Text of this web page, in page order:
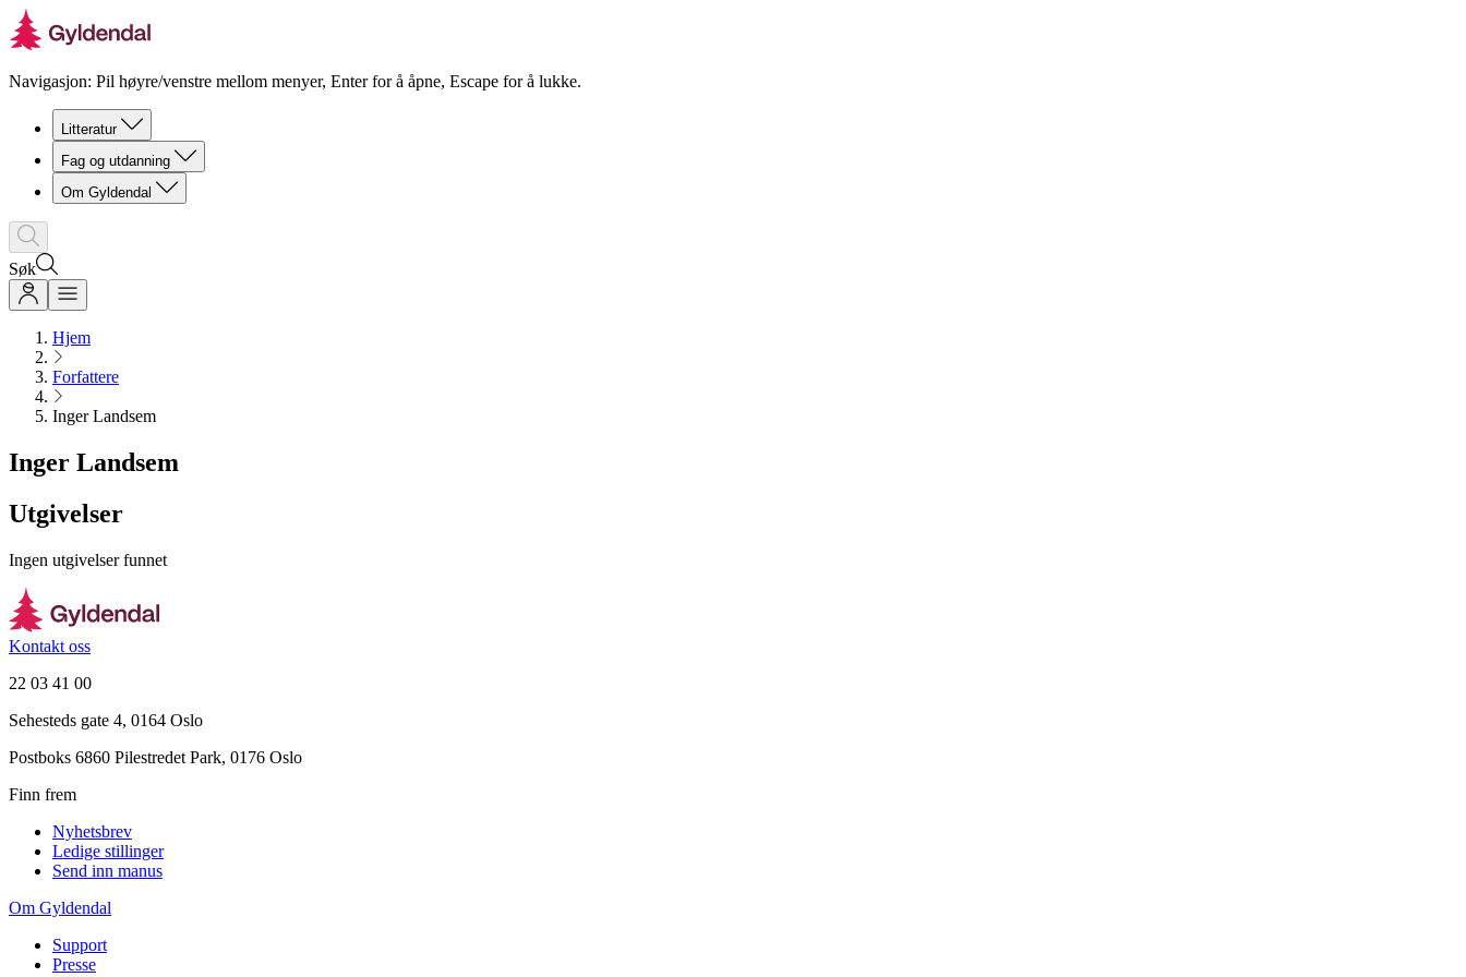
Navigasjon: Pil høyre/venstre mellom menyer, Enter for å åpne, Escape for å lukke.
Litteratur
Fag og utdanning
Om Gyldendal
Søk
Hjem
Forfattere
Inger Landsem
Inger Landsem
Utgivelser
Ingen utgivelser funnet
Kontakt oss
22 03 41 00
Sehesteds gate 4, 0164 Oslo
Postboks 6860 Pilestredet Park, 0176 Oslo
Finn frem
Nyhetsbrev
Ledige stillinger
Send inn manus
Om Gyldendal
Support
Presse